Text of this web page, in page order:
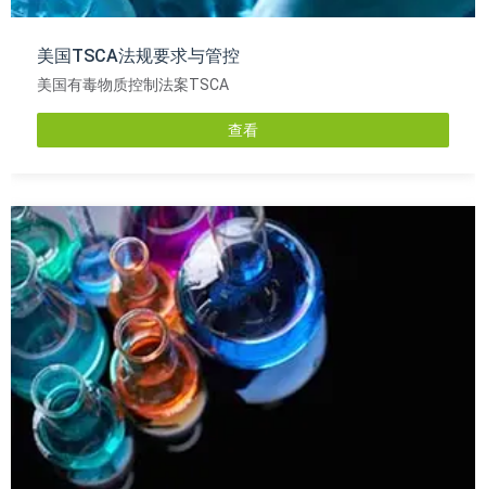
美国TSCA法规要求与管控
美国有毒物质控制法案TSCA
查看